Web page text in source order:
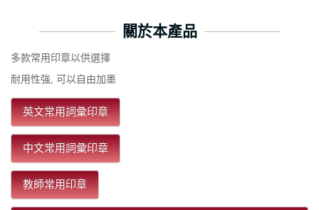
關於本產品
多款常用印章以供選擇
耐用性強, 可以自由加墨
英文常用詞彙印章
中文常用詞彙印章
教師常用印章